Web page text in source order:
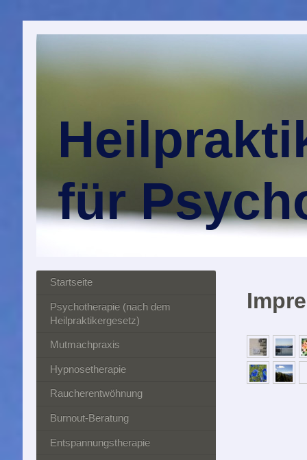
für
Startseite
Psychotherapie (nach dem
Heilpraktikergesetz)
Mutmachpraxis
Hypnosetherapie
Raucherentwöhnung
Burnout-Beratung
Entspannungstherapie